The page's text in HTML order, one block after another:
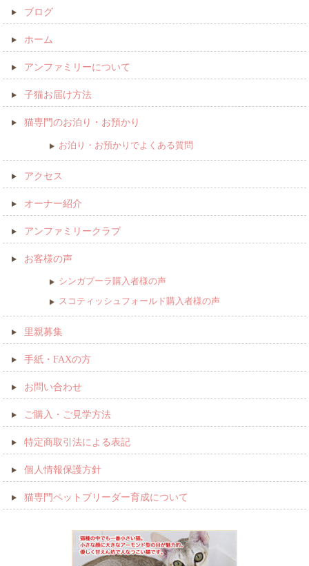
ブログ
ホーム
アンファミリーについて
子猫お届け方法
猫専門のお泊り・お預かり
お泊り・お預かりでよくある質問
アクセス
オーナー紹介
アンファミリークラブ
お客様の声
シンガプーラ購入者様の声
スコティッシュフォールド購入者様の声
里親募集
手紙・FAXの方
お問い合わせ
ご購入・ご見学方法
特定商取引法による表記
個人情報保護方針
猫専門ペットブリーダー育成について